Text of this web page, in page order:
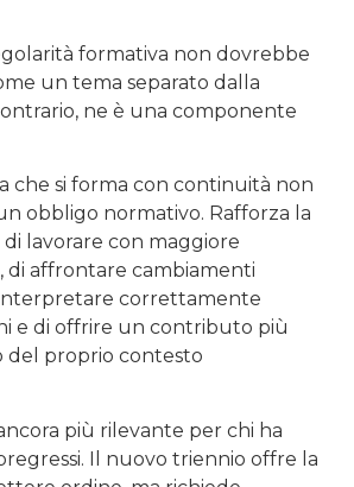
formativa non dovrebbe
un tema separato dalla
ne è una componente
che si forma con continuità non
obbligo normativo. Rafforza la
lavorare con maggiore
di affrontare cambiamenti
correttamente
e di offrire un contributo più
del proprio contesto
più rilevante per chi ha
Il nuovo triennio offre la